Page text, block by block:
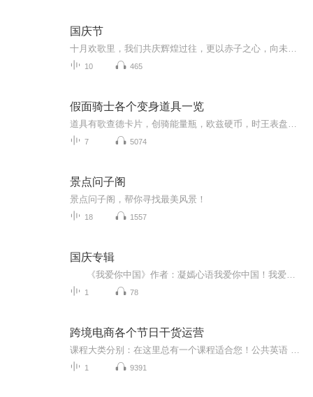
国庆节
10 465
假面骑士各个变身道具一览
7 5074
景点问子阁
景点问子阁，帮你寻找最美风景！
18 1557
国庆专辑
1 78
跨境电商各个节日干货运营
1 9391